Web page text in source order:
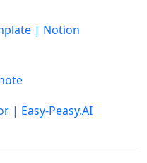
| Notion
| Easy-Peasy.AI